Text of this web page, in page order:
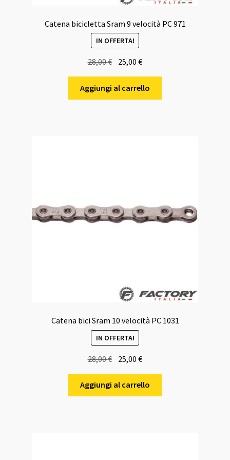
Catena bicicletta Sram 9 velocità PC 971
IN OFFERTA!
28,00€
prezzo
originale
era:
25,00€Il
prezzo
attuale
è:
Aggiungi al carrello
Catena bici Sram 10 velocità PC 1031
IN OFFERTA!
28,00€
originale
era:
25,00€Il
attuale
è:
Aggiungi al carrello